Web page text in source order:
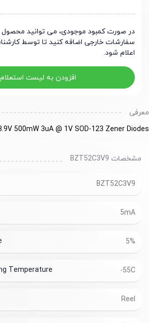
در صورت کمبود موجودی، می توانید محصول
اعلام شود.
افزودن به لیست استعلام
3.9V 500mW 3uA @ 1V SOD-123 Zener
مشخصات BZT52C3V9
BZT52C3V9
5mA
5%